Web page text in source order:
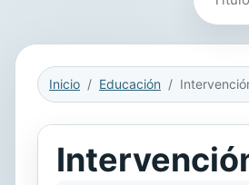
Inicio Educación